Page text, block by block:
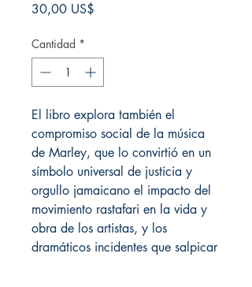
30,00 US$
Cantidad *
El libro explora también el
compromiso social de la música
de Marley, que lo convirtió en un
símbolo universal de justicia y
orgullo jamaicano el impacto del
movimiento rastafari en la vida y
obra de los artistas, y los
dramáticos incidentes que salpicar